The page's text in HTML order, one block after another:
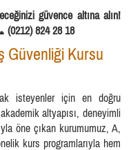
güvence altına alın!
(0212) 824 28 18
Güvenliği Kursu
isteyenler için en doğru
altyapısı, deneyimli
öne çıkan kurumumuz, A,
kurs programlarıyla hem